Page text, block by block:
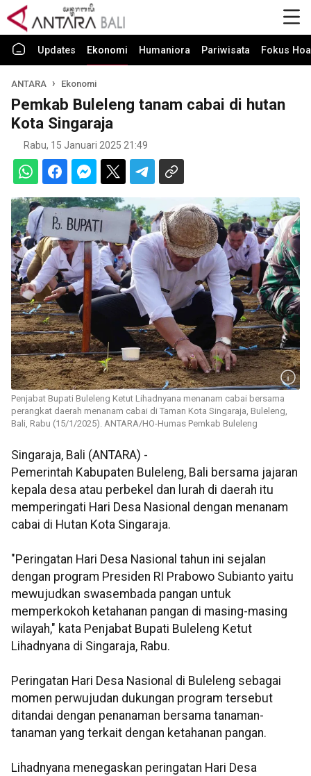
Updates Ekonomi Humaniora Pariwisata Fokus
ANTARA Ekonomi
Pemkab Buleleng tanam cabai di hutan
Kota Singaraja
Rabu, 15 Januari 2025 21:49
Penjabat Bupati Buleleng Ketut Lihadnyana menanam cabai bersama
perangkat daerah menanam cabai di Taman Kota Singaraja, Buleleng,
Bali, Rabu (15/1/2025). ANTARA/HO-Humas Pemkab Buleleng
Singaraja, Bali (ANTARA) -
Pemerintah Kabupaten Buleleng, Bali bersama jajaran
kepala desa atau perbekel dan lurah di daerah itu
memperingati Hari Desa Nasional dengan menanam
cabai di Hutan Kota Singaraja.
"Peringatan Hari Desa Nasional tahun ini sejalan
dengan program Presiden RI Prabowo Subianto yaitu
mewujudkan swasembada pangan untuk
memperkokoh ketahanan pangan di masing-masing
wilayah," kata Penjabat Bupati Buleleng Ketut
Lihadnyana di Singaraja, Rabu.
Peringatan Hari Desa Nasional di Buleleng sebagai
momen perwujudan dukungan program tersebut
ditandai dengan penanaman bersama tanaman-
tanaman yang terkait dengan ketahanan pangan.
Lihadnyana menegaskan peringatan Hari Desa